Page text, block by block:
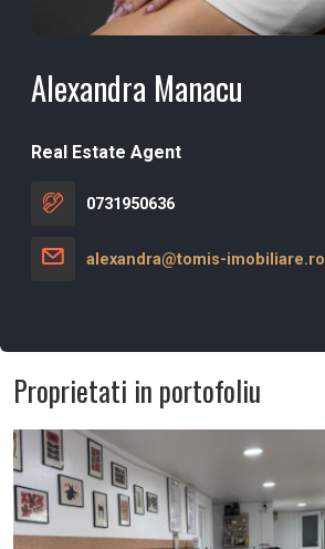
Alexandra Manacu
Real Estate Agent
0731950636
alexandra@tomis-imobiliare.ro
Proprietati in portofoliu